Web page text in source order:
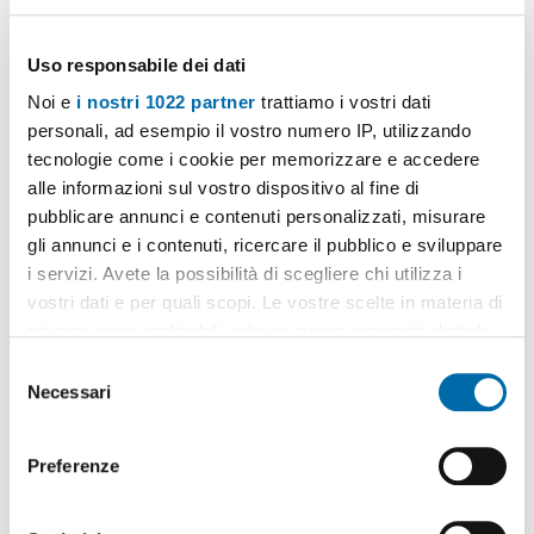
Uso responsabile dei dati
Noi e i nostri 1022 partner trattiamo i vostri dati
personali, ad esempio il vostro numero IP, utilizzando
tecnologie come i cookie per memorizzare e accedere
alle informazioni sul vostro dispositivo al fine di
pubblicare annunci e contenuti personalizzati, misurare
gli annunci e i contenuti, ricercare il pubblico e sviluppare
i servizi. Avete la possibilità di scegliere chi utilizza i
vostri dati e per quali scopi. Le vostre scelte in materia di
modificare o revocare il proprio consenso in qualsiasi
momento dalla Dichiarazione sui cookie o facendo clic
Necessari
Preferenze
Zona:Colli
Provincia:Bologna